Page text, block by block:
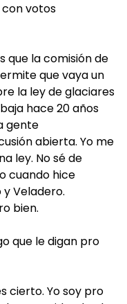
votos
que la comisión de
que vaya un
la ley de glaciares
hace 20 años
gente
abierta. Yo me
ley. No sé de
cuando hice
Veladero.
bien.
que le digan pro
cierto. Yo soy pro